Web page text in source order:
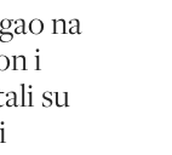
na
i
su